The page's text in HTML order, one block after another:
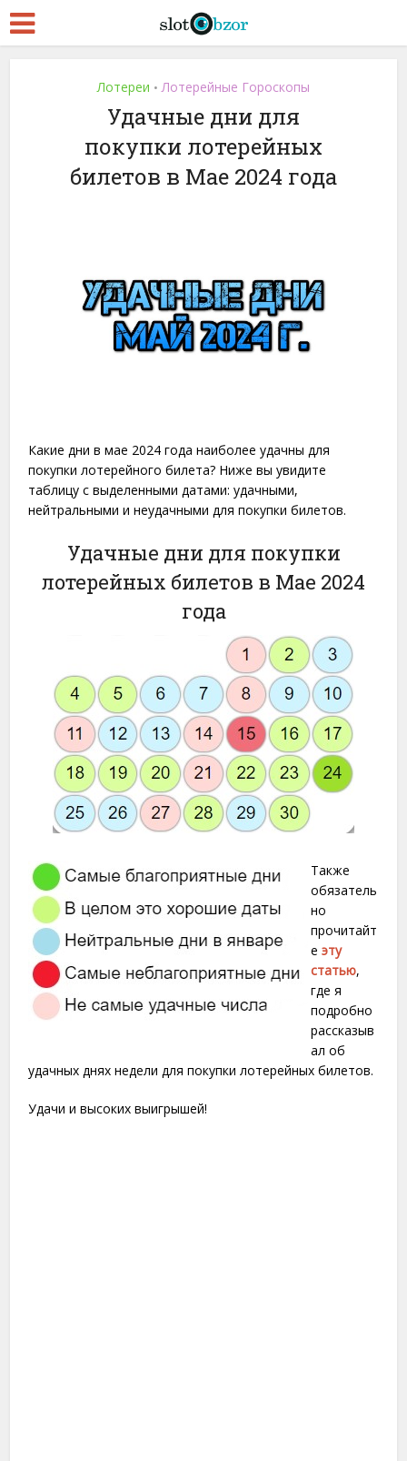
Лотереи • Лотерейные Гороскопы
Удачные дни для
покупки лотерейных
билетов в Мае 2024 года
Какие дни в мае 2024 года наиболее удачны для
покупки лотерейного билета? Ниже вы увидите
таблицу с выделенными датами: удачными,
нейтральными и неудачными для покупки билетов.
Удачные дни для покупки
лотерейных билетов в Мае 2024
года
Также
обязатель
но
прочитайт
еэту
статью,
где я
подробно
рассказыв
ал об
удачных днях недели для покупки лотерейных билетов.
Удачи и высоких выигрышей!